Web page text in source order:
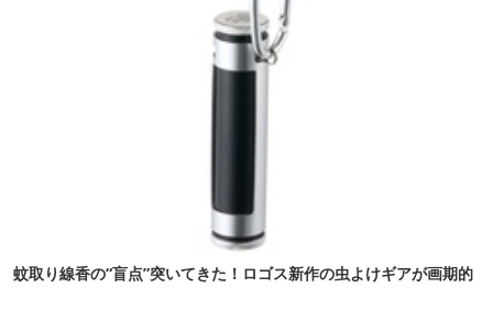
蚊取り線香の“盲点”突いてきた！ロゴス新作の虫よけギアが画期的